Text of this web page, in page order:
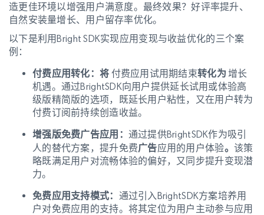
造更佳环境以增强用户满意度。最终效果？好评率提升、
自然安装量增长、用户留存率优化。
以下是利用Bright SDK实现应用变现与收益优化的三个案
例：
付费应用转化：将 付费应用试用期结束转化为增长
机遇。通过BrightSDK向用户提供延长试用或体验高
级版精简版的选项，既延长用户粘性，又在用户转为
付费订阅前持续创造收益。
增强版免费广告应用： 通过提供BrightSDK作为吸引
人的替代方案，提升免费广告应用的用户体验。 该策
略既满足用户对流畅体验的偏好，又同步提升变现潜
力。
免费应用支持模式： 通过引入BrightSDK方案培养用
户对免费应用的支持。将其定位为用户主动参与应用